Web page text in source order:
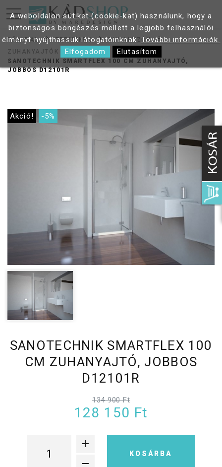
FŐOLDAL TERMÉKEK
ZUHANYZÓK
ZUHANYAJTÓK
SANOTECHNIK SMARTFLEX 100 CM ZUHANYAJTÓ,
JOBBOS D12101R
Akció! -5%
SANOTECHNIK SMARTFLEX 100
CM ZUHANYAJTÓ, JOBBOS
D12101R
134 900 Ft
128 150 Ft
KOSÁRBA
A weboldalon sütiket (cookie-kat) használunk, hogy a
biztonságos böngészés mellett a legjobb felhasználói
élményt nyújthassuk látogatóinknak.További információk.
Elfogadom
Elutasítom